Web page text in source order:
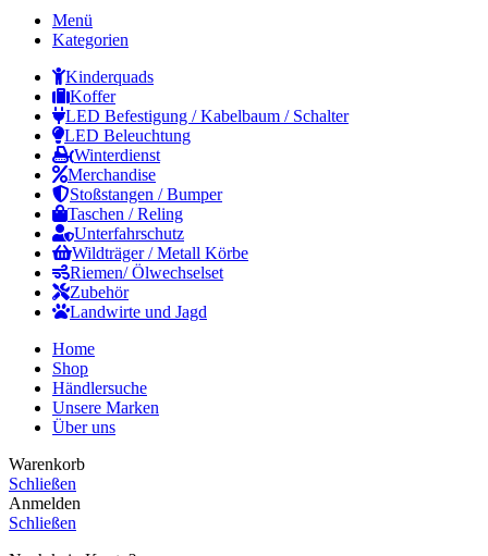
Menü
Kategorien
Kinderquads
Koffer
LED Befestigung / Kabelbaum / Schalter
LED Beleuchtung
Winterdienst
Merchandise
Stoßstangen / Bumper
Taschen / Reling
Unterfahrschutz
Wildträger / Metall Körbe
Riemen/ Ölwechselset
Zubehör
Landwirte und Jagd
Home
Shop
Händlersuche
Unsere Marken
Über uns
Warenkorb
Schließen
Anmelden
Schließen